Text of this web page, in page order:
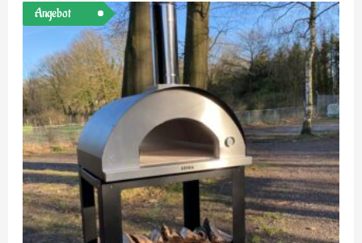
Angebot
Ursprünglicher
Preis
war:
€1.898,00
Aktueller
Preis
ist:
€1.399,00.